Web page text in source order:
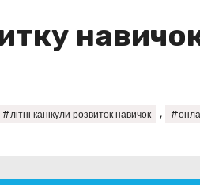
#літні канікули розвиток навичок ,